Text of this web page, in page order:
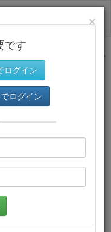
サイトトップに戻る
×
です
ログイン
ログイン